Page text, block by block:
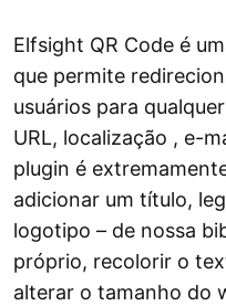
Elfsight QR Code é
que permite
usuários para
URL, localização , e-
plugin é
adicionar um título,
logotipo – de nossa
próprio, recolorir o
alterar o tamanho do